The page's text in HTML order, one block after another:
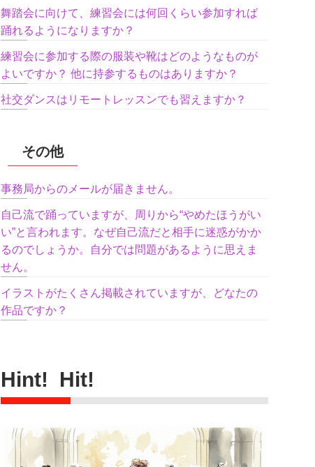
舞踏会に向けて、練習会には何回くらい参加すれば
踊れるようになりますか？
練習会に参加する際の服装や靴はどのようなものが
よいですか？ 他に持参するものはありますか？
社交ダンスはリモートレッスンでも習えますか？
その他
事務局からのメールが届きません。
自己流で踊っていますが、周りから“やめたほうがい
い”と言われます。なぜ自己流だと相手に迷惑がかか
るのでしょうか。自分では問題があるように思えま
せん。
イラストがたくさん掲載されていますが、どなたの
作品ですか？
Hint! Hit!